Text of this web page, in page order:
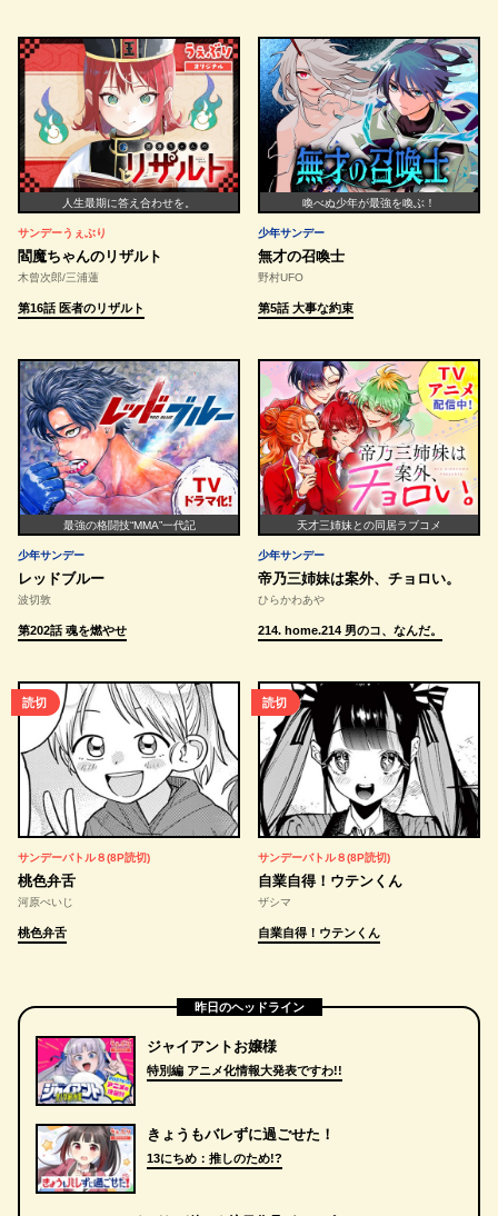
人生最期に答え合わせを。
サンデーうぇぶり
閻魔ちゃんのリザルト
木曾次郎/三浦蓮
第16話 医者のリザルト
喚べぬ少年が最強を喚ぶ！
少年サンデー
無才の召喚士
野村UFO
第5話 大事な約束
最強の格闘技“MMA”一代記
少年サンデー
レッドブルー
波切敦
第202話 魂を燃やせ
天才三姉妹との同居ラブコメ
少年サンデー
帝乃三姉妹は案外、チョロい。
ひらかわあや
214. home.214 男のコ、なんだ。
読切
サンデーバトル８(8P読切)
桃色弁舌
河原ぺいじ
桃色弁舌
読切
サンデーバトル８(8P読切)
自業自得！ウテンくん
ザシマ
自業自得！ウテンくん
昨日のヘッドライン
ジャイアントお嬢様
特別編 アニメ化情報大発表ですわ!!
きょうもバレずに過ごせた！
13にちめ：推しのため!?